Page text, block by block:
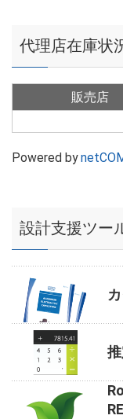
代理店在庫状
販売店
Powered by
設計支援ツー